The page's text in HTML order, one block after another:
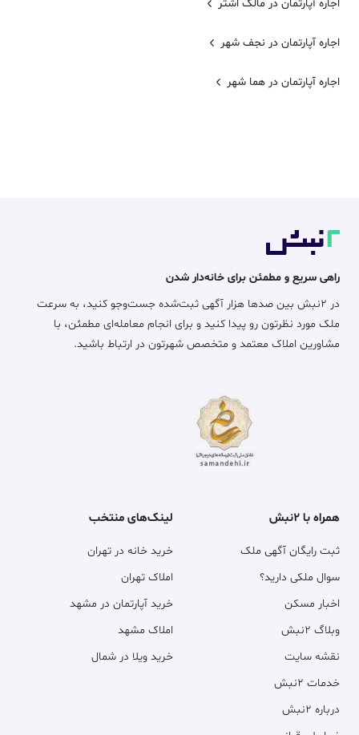
اجاره آپارتمان در مالک اشتر
اجاره آپارتمان در نجف شهر
اجاره آپارتمان در هما شهر
راهی سریع و مطمئن برای خانه‌دار شدن
در ۲نبش بین صدها هزار آگهی ثبت‌شده جست‌وجو کنید، به سرعت
ملک مورد نظرتون رو پیدا کنید و برای انجام معامله‌ای مطمئن، با
مشاورین املاک معتمد و متخصص شهرتون در ارتباط باشید.
همراه با ۲نبش
ثبت رایگان آگهی ملک
سوال ملکی دارید؟
اخبار مسکن
وبلاگ ۲نبش
نقشه سایت
خدمات ۲نبش
درباره ۲نبش
لینک‌های منتخب
خرید خانه در تهران
املاک تهران
خرید آپارتمان در مشهد
املاک مشهد
خرید ویلا در شمال